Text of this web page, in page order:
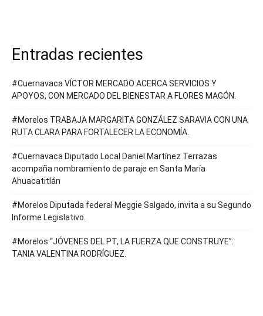
Entradas recientes
#Cuernavaca VÍCTOR MERCADO ACERCA SERVICIOS Y
APOYOS, CON MERCADO DEL BIENESTAR A FLORES MAGÓN.
#Morelos TRABAJA MARGARITA GONZÁLEZ SARAVIA CON UNA
RUTA CLARA PARA FORTALECER LA ECONOMÍA.
#Cuernavaca Diputado Local Daniel Martínez Terrazas
acompaña nombramiento de paraje en Santa María
Ahuacatitlán
#Morelos Diputada federal Meggie Salgado, invita a su Segundo
Informe Legislativo.
#Morelos “JÓVENES DEL PT, LA FUERZA QUE CONSTRUYE”:
TANIA VALENTINA RODRÍGUEZ.